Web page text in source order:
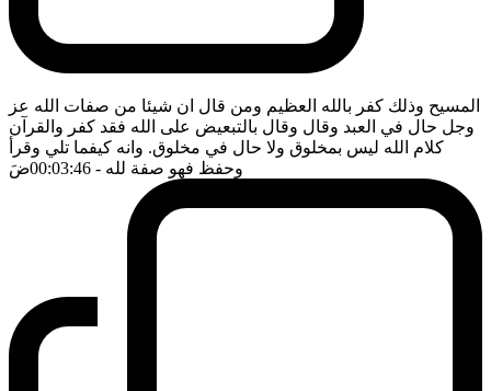
المسيح وذلك كفر بالله العظيم ومن قال ان شيئا من صفات الله عز
وجل حال في العبد وقال وقال بالتبعيض على الله فقد كفر والقرآن
كلام الله ليس بمخلوق ولا حال في مخلوق. وانه كيفما تلي وقرأ
وحفظ فهو صفة لله - 00:03:46 ضَ